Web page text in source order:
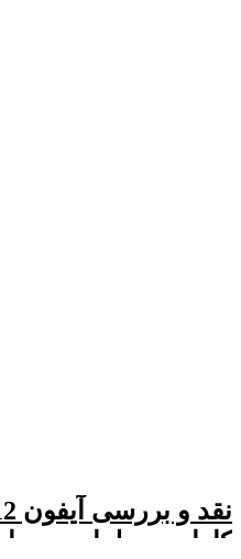
کارایی و طراحی در